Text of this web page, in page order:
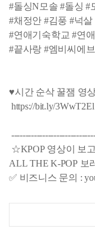
#돌싱N모솔 #돌싱 #
#채정안 #김풍 #넉살
#연애기숙학교 #연
#끝사랑 #엠비씨에
♥시간 순삭 꿀잼 영
https://bit.ly/3WwT2El
☆KPOP 영상이 보
ALL THE K-POP 보
✅ 비즈니스 문의 :